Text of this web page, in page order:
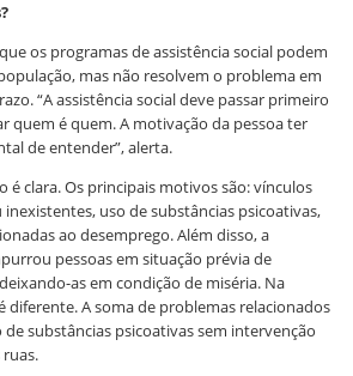
os programas de assistência social podem
mas não resolvem o problema em
“A assistência social deve passar primeiro
quem é quem. A motivação da pessoa ter
de entender”, alerta.
é clara. Os principais motivos são: vínculos
uso de substâncias psicoativas,
ao desemprego. Além disso, a
pessoas em situação prévia de
as em condição de miséria. Na
diferente. A soma de problemas relacionados
substâncias psicoativas sem intervenção
ruas.